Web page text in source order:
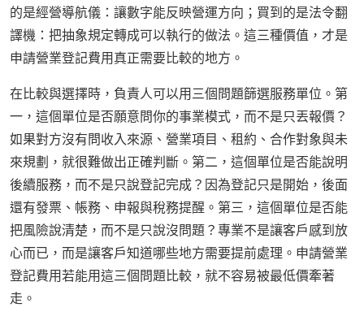
的是經營導航儀：讓數字能反映營運方向；買到的是法令翻
譯機：把抽象規定轉成可以執行的做法。這三種價值，才是
申請營業登記費用真正需要比較的地方。
在比較與選擇時，負責人可以用三個問題篩選服務單位。第
一，這個單位是否願意問你的事業模式，而不是只丟報價？
如果對方沒有問收入來源、營業項目、租約、合作對象與未
來規劃，就很難做出正確判斷。第二，這個單位是否能說明
後續服務，而不是只說登記完成？因為登記只是開始，後面
還有發票、帳務、申報與稅務提醒。第三，這個單位是否能
把風險說清楚，而不是只說沒問題？專業不是讓客戶感到放
心而已，而是讓客戶知道哪些地方需要提前處理。申請營業
登記費用若能用這三個問題比較，就不容易被最低價牽著
走。